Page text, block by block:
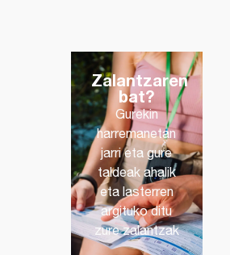
Zalantzaren
bat?
Gurekin
harremanetan
jarri eta gure
taldeak ahalik
eta lasterren
argituko ditu
zure zalantzak